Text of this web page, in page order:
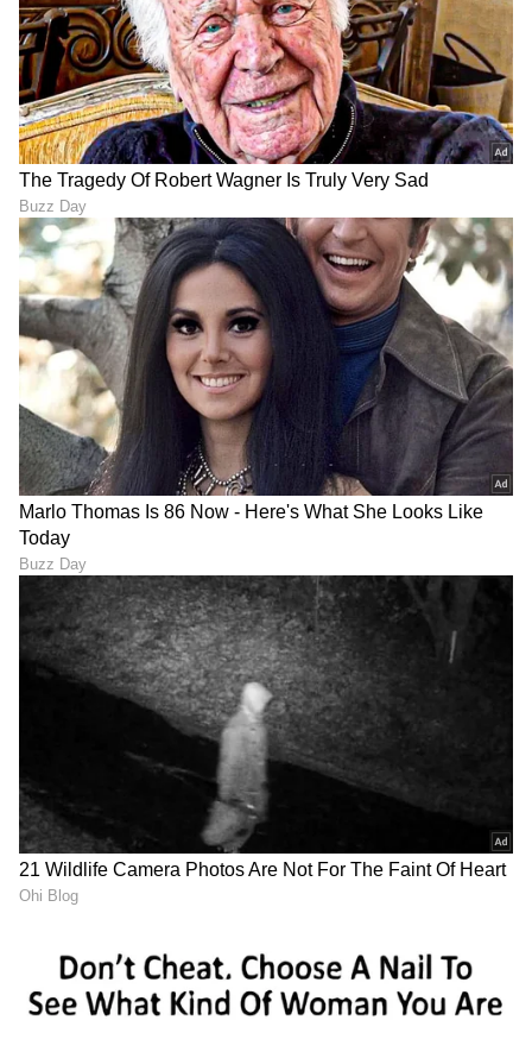
DOWNLOAD APP
RECOMMENDED STORIES
Bengaluru Airbound:
ಬೆಂಗ್ಳೂರು ನೆರವಿಂದ ಆಂಧ್ರದಲ್ಲಿ
ಡ್ರೋನ್‌ ಡೆಲಿವರಿ ನೆಟ್‌ವರ್ಕ್‌!
ಹೋಟೆಲ್ ಮಾಲೀಕರು,
ಉದ್ಯಮಿಗಳಿಗೆ ಕೇಂದ್ರದ ಬಿಗ್
ರಿಲೀಫ್; ವಾಣಿಜ್ಯ LPG
ವಿದೇಶ ಪ್ರಯಾಣ ಮಾಡುವವರಿಗೆ
ಕೇಂದ್ರದಿಂದ ಬಿಗ್ ಶಾಕ್!; 14
ವರ್ಷಗಳ ಬಳಿಕ ಪಾಸ್‌ಪೋರ್ಟ್
ಶುಲ್ಕ ಭಾರಿ ಹೆಚ್ಚಳ!
500 ಮುಖಬೆಲೆ ನೋಟಿನ 1
ಕೋಟಿ ರೂಪಾಯಿ ಎಷ್ಟು ಕೆಜಿ
ತೂಕವಿರುತ್ತದೆ? ಒಂದು ನೋಟು
LATEST VIDEOS
ಕನಕೋತ್ಸವದಲ್ಲಿ ರಿಷಬ್ ಶೆಟ್ಟಿ | Rishab
Shetty speech | Suvarna News